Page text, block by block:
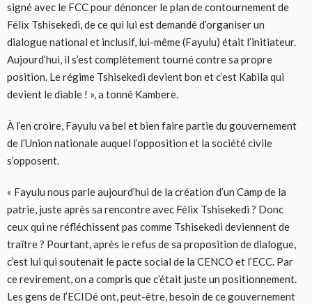
signé avec le FCC pour dénoncer le plan de contournement de
Félix Tshisekedi, de ce qui lui est demandé d’organiser un
dialogue national et inclusif, lui-même (Fayulu) était l’initiateur.
Aujourd’hui, il s’est complètement tourné contre sa propre
position. Le régime Tshisekedi devient bon et c’est Kabila qui
devient le diable ! », a tonné Kambere.
À l’en croire, Fayulu va bel et bien faire partie du gouvernement
de l’Union nationale auquel l’opposition et la société civile
s’opposent.
« Fayulu nous parle aujourd’hui de la création d’un Camp de la
patrie, juste après sa rencontre avec Félix Tshisekedi ? Donc
ceux qui ne réfléchissent pas comme Tshisekedi deviennent de
traître ? Pourtant, après le refus de sa proposition de dialogue,
c’est lui qui soutenait le pacte social de la CENCO et l’ECC. Par
ce revirement, on a compris que c’était juste un positionnement.
Les gens de l’ECIDé ont, peut-être, besoin de ce gouvernement